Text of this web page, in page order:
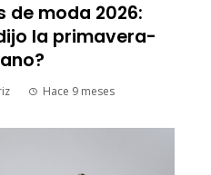
de moda 2026:
la primavera-
Hace 9 meses